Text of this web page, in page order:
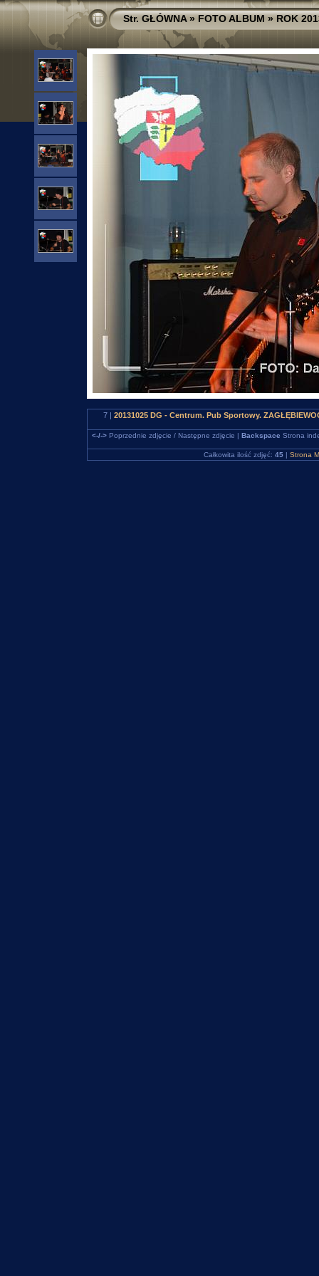
Str. GŁÓWNA»FOTO ALBUM»ROK
7 | 20131025 DG - Centrum. Pub Sportowy.
<-/->Poprzednie zdjęcie / Następne zdjęcie | Backspace Strona
Całkowita ilość zdjęć: 45 | Strona